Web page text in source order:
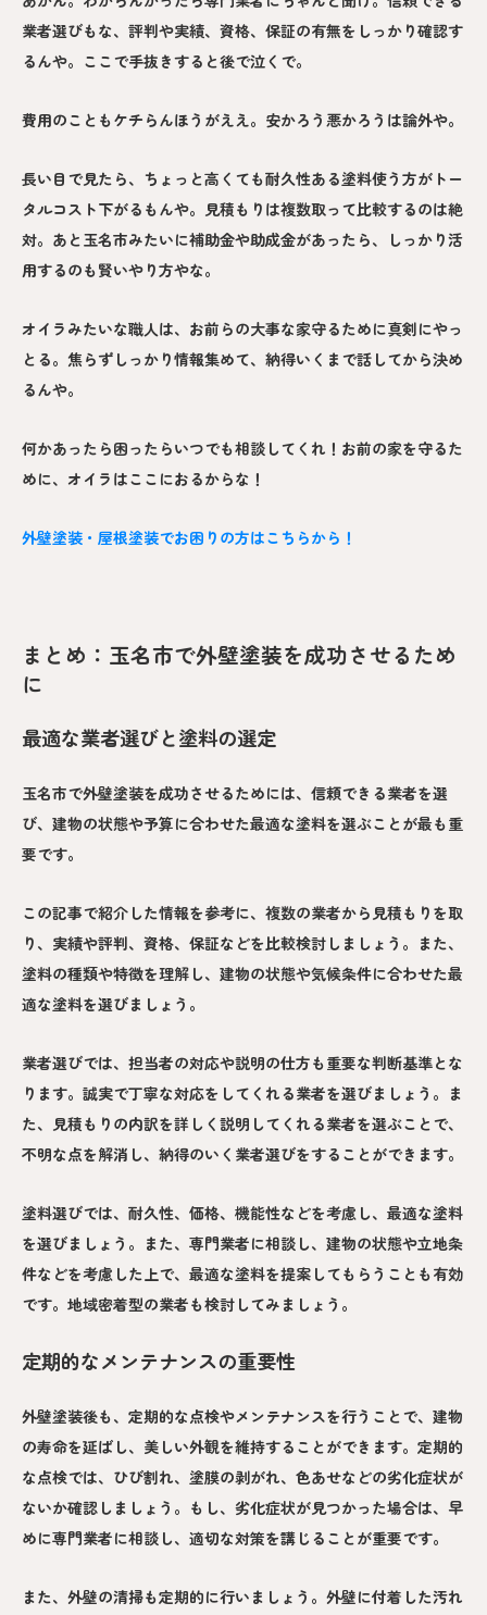
業者選びもな、評判や実績、資格、保証の有無をしっかり確認す
るんや。ここで手抜きすると後で泣くで。
費用のこともケチらんほうがええ。安かろう悪かろうは論外や。
長い目で見たら、ちょっと高くても耐久性ある塗料使う方がトー
タルコスト下がるもんや。見積もりは複数取って比較するのは絶
対。あと玉名市みたいに補助金や助成金があったら、しっかり活
用するのも賢いやり方やな。
オイラみたいな職人は、お前らの大事な家守るために真剣にやっ
とる。焦らずしっかり情報集めて、納得いくまで話してから決め
るんや。
何かあったら困ったらいつでも相談してくれ！お前の家を守るた
めに、オイラはここにおるからな！
外壁塗装・屋根塗装でお困りの方はこちらから！
まとめ：玉名市で外壁塗装を成功させるため
に
最適な業者選びと塗料の選定
玉名市で外壁塗装を成功させるためには、信頼できる業者を選
び、建物の状態や予算に合わせた最適な塗料を選ぶことが最も重
要です。
この記事で紹介した情報を参考に、複数の業者から見積もりを取
り、実績や評判、資格、保証などを比較検討しましょう。また、
塗料の種類や特徴を理解し、建物の状態や気候条件に合わせた最
適な塗料を選びましょう。
業者選びでは、担当者の対応や説明の仕方も重要な判断基準とな
ります。誠実で丁寧な対応をしてくれる業者を選びましょう。ま
た、見積もりの内訳を詳しく説明してくれる業者を選ぶことで、
不明な点を解消し、納得のいく業者選びをすることができます。
塗料選びでは、耐久性、価格、機能性などを考慮し、最適な塗料
を選びましょう。また、専門業者に相談し、建物の状態や立地条
件などを考慮した上で、最適な塗料を提案してもらうことも有効
です。地域密着型の業者も検討してみましょう。
定期的なメンテナンスの重要性
外壁塗装後も、定期的な点検やメンテナンスを行うことで、建物
の寿命を延ばし、美しい外観を維持することができます。定期的
な点検では、ひび割れ、塗膜の剥がれ、色あせなどの劣化症状が
ないか確認しましょう。もし、劣化症状が見つかった場合は、早
めに専門業者に相談し、適切な対策を講じることが重要です。
また、外壁の清掃も定期的に行いましょう。外壁に付着した汚れ